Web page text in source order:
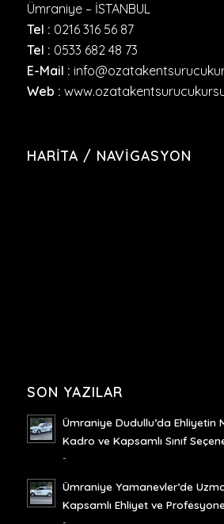
Ümraniye – İSTANBUL
Tel : 0216 316 56 87
Tel : 0533 682 48 73
E-Mail :
Web :
HARITA / NAVIGASYON
SON YAZILAR
Ümraniye Dudullu’da Ehliyetin
Kadro ve Kapsamlı Sınıf
-
Ümraniye Yamanevler’de
Kapsamlı Ehliyet ve